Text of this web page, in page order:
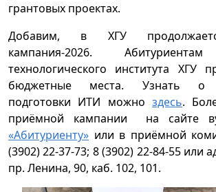
грантовых проектах.
Добавим, в ХГУ
кампания-2026.
технологического института ХГУ
бюджетные места. Узнать о
подготовки ИТИ можно здесь.
приёмной кампании на сайте
«Абитуриенту» или в приёмной
(3902) 22-37-73; 8 (3902) 22-84-55 или
пр. Ленина, 90, каб. 102, 101.